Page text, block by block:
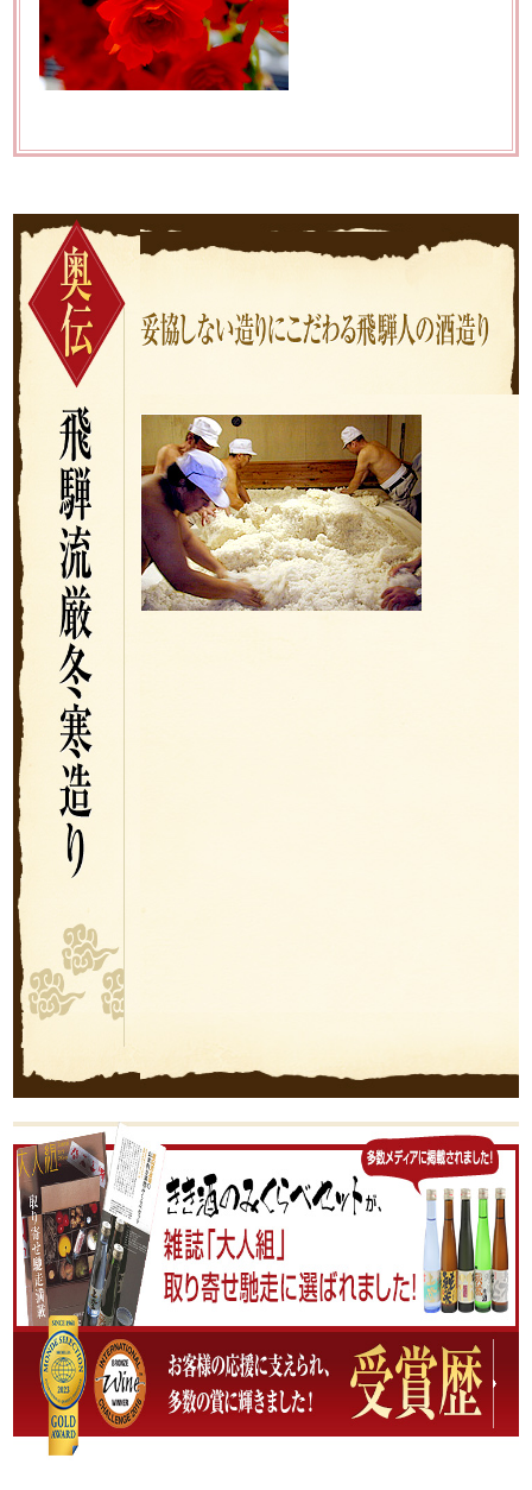
が山車のコクとキレを生み出します。当
蔵の日本酒醸造で一番大切な工程です。
大吟醸クラスは袋搾りを行っています。
非常に手間のかかる作業ですが、自然の
圧力でしたたりおちる雫酒はフレッシュ
で格別の風味があります。